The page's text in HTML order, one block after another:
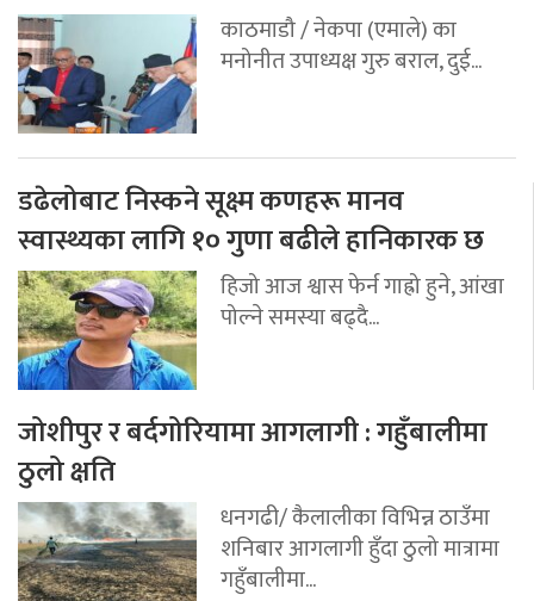
काठमाडौ / नेकपा (एमाले) का
मनोनीत उपाध्यक्ष गुरु बराल, दुई...
डढेलोबाट निस्कने सूक्ष्म कणहरू मानव
स्वास्थ्यका लागि १० गुणा बढीले हानिकारक छ
हिजो आज श्वास फेर्न गाह्रो हुने, आंखा
पोल्ने समस्या बढ्दै...
जोशीपुर र बर्दगोरियामा आगलागी : गहुँबालीमा
ठुलो क्षति
धनगढी/ कैलालीका विभिन्न ठाउँमा
शनिबार आगलागी हुँदा ठुलो मात्रामा
गहुँबालीमा...